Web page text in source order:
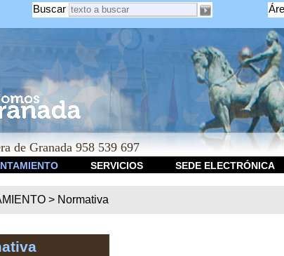
Buscar
de Granada 958 539 697
SERVICIOS SEDE ELECTRÓNICA
> Normativa